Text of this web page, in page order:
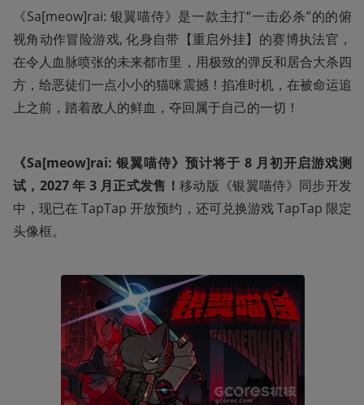
《Sa[meow]rai: 银翼喵侍》是一款主打“一击必杀”的的俯
视角动作冒险游戏, 化身自带【重启外挂】的赛博执法官，
在令人血脉喷张的未来都市里，用极致的弹反和居合大杀四
方，给恶徒们一点小小的猫咪震撼！掐准时机，在被命运追
上之前，踏着敌人的鲜血，夺回属于自己的一切！
《Sa[meow]rai: 银翼喵侍》预计将于 8 月初开启游戏测
试，2027 年 3 月正式发售！ 移动版《银翼喵侍》同步开发
中，现已在 TapTap 开放预约，还可兑换游戏 TapTap 限定
头像框。